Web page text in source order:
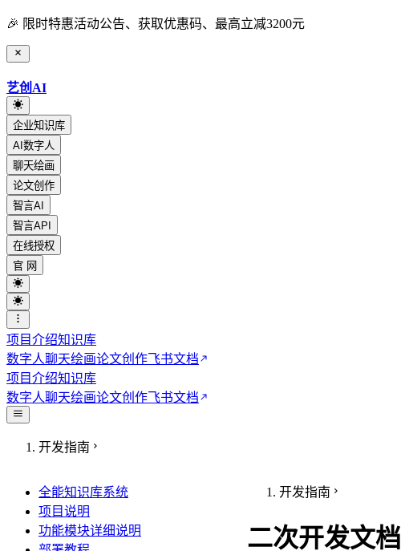
🎉 限时特惠活动公告、获取优惠码、最高立减3200元
艺创AI
企业知识库
AI数字人
聊天绘画
论文创作
智言AI
智言API
在线授权
官 网
项目介绍知识库
数字人聊天绘画论文创作飞书文档
项目介绍知识库
数字人聊天绘画论文创作飞书文档
开发指南
全能知识库系统
项目说明
功能模块详细说明
开发指南
二次开发文档